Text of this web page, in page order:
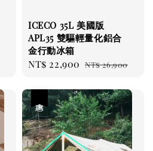
ICECO 35L 美國版
APL35 雙驅輕量化鋁合
金行動冰箱
Sale
NT$ 22,900 Regular
NT$ 26,900